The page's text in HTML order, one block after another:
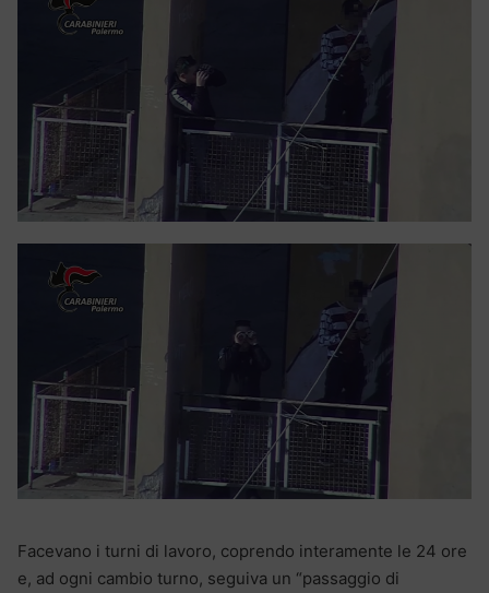
Facevano i turni di lavoro, coprendo interamente le 24 ore
e, ad ogni cambio turno, seguiva un “passaggio di